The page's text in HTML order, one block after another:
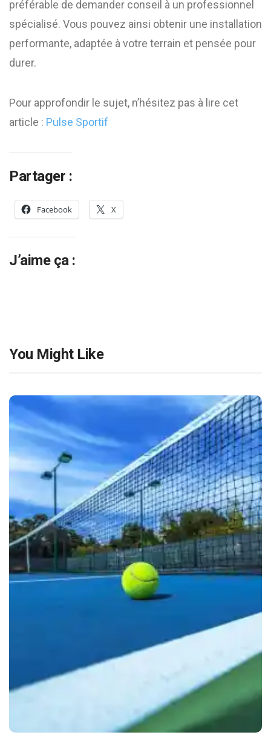
préférable de demander conseil à un professionnel
spécialisé. Vous pouvez ainsi obtenir une installation
performante, adaptée à votre terrain et pensée pour
durer.
Pour approfondir le sujet, n’hésitez pas à lire cet
article : Pulse Sportif
Partager :
Facebook X
J’aime ça :
You Might Like